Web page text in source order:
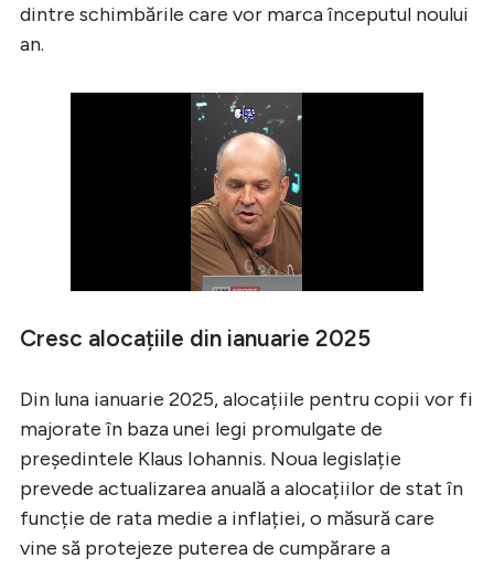
dintre schimbările care vor marca începutul noului
an.
Cresc alocațiile din ianuarie 2025
Din luna ianuarie 2025, alocațiile pentru copii vor fi
majorate în baza unei legi promulgate de
președintele Klaus Iohannis. Noua legislație
prevede actualizarea anuală a alocațiilor de stat în
funcție de rata medie a inflației, o măsură care
vine să protejeze puterea de cumpărare a